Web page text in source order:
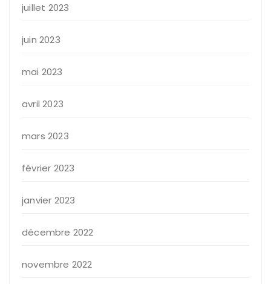
juillet 2023
juin 2023
mai 2023
avril 2023
mars 2023
février 2023
janvier 2023
décembre 2022
novembre 2022